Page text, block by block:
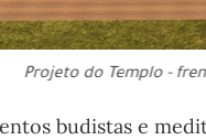
Projeto do Templo -
budistas e